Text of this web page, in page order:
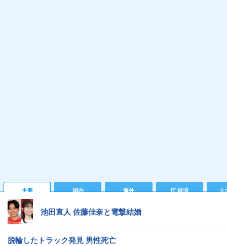
主要 国内 海外 IT 経済 ス
池田直人 佐藤佳奈と電撃結婚
脱輪したトラック発見 男性死亡